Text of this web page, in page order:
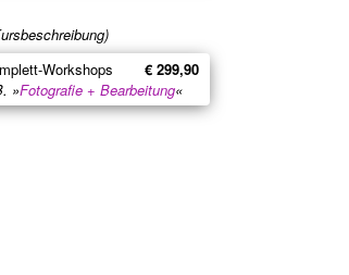
Workshops
€ 299,90
»Fotografie + Bearbeitung«